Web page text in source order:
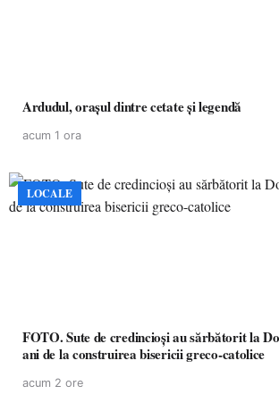
Ardudul, orașul dintre cetate și legendă
acum 1 ora
LOCALE
FOTO. Sute de credincioși au sărbătorit la
ani de la construirea bisericii greco-catolice
acum 2 ore